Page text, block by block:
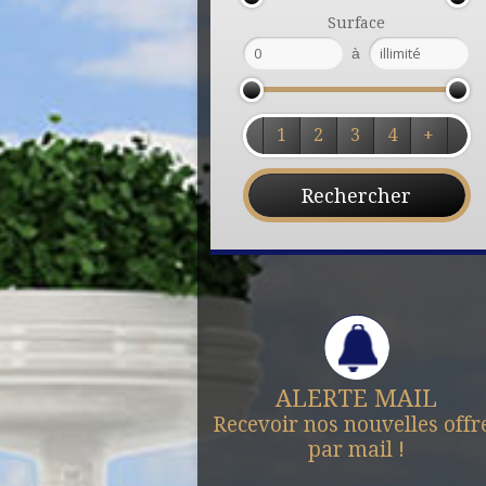
Surface
à
1 2 3 4 +
ALERTE MAIL
Recevoir nos nouvelles
par mail !